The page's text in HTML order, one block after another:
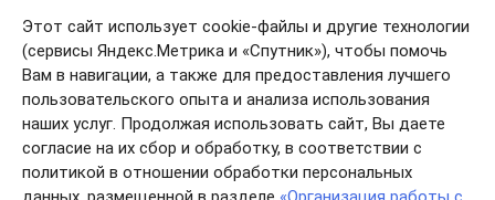
Этот сайт использует cookie-файлы и другие технологии
(сервисы Яндекс.Метрика и «Спутник»), чтобы помочь
Вам в навигации, а также для предоставления лучшего
пользовательского опыта и анализа использования
наших услуг. Продолжая использовать сайт, Вы даете
согласие на их сбор и обработку, в соответствии с
политикой в отношении обработки персональных
ФГБУ «Центр
Агроаналитики»
Цифровая платформа
МСП